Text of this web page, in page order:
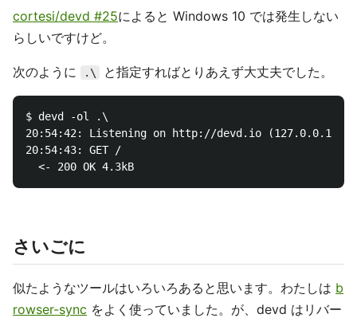
cortesi/devd #25によると Windows 10 では発生しない
らしいですけど。
次のように .\ と指定すればとりあえず大丈夫でした。
$ devd -ol .\
20:54:42: Listening on http://devd.io (127.0.0.1:80)
20:54:43: GET /
さいごに
似たようなツールはいろいろあると思います。わたしは b
rowser-sync をよく使っていました。が、devd はリバー